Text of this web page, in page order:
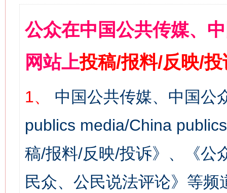
公众在中国公共传媒、
网站上投稿/报料/反映/
1、
中国公共传媒、中国公
publics media/China
稿/报料/反映/投诉》、《公
民众、公民说法评论》等